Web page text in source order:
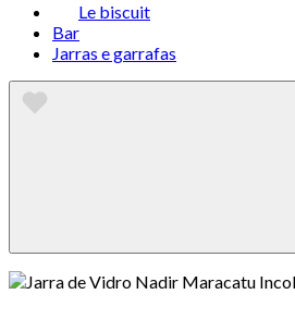
Le biscuit
Bar
Jarras e garrafas